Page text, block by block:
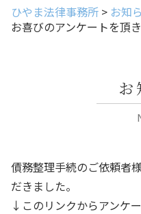
ひやま法律事務所 > お知
お喜びのアンケートを頂
お
債務整理手続のご依頼者
だきました。
↓このリンクからアンケ